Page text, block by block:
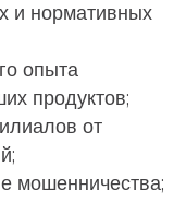
и нормативных
опыта
продуктов;
от
мошенничества;